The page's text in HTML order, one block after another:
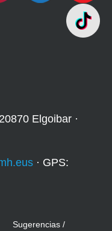
Elgoibar ·
· GPS:
Sugerencias /